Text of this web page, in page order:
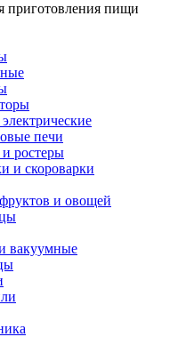
приготовления пищи
печи
ростеры
и скороварки
и овощей
вакуумные